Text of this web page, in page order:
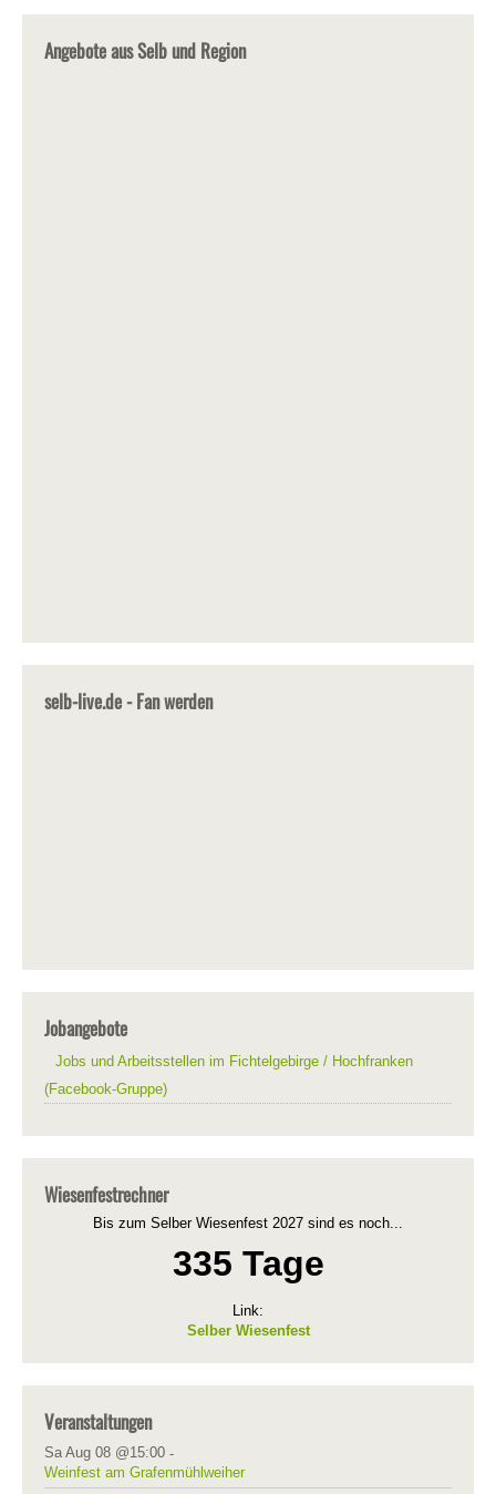
Angebote aus Selb und Region
selb-live.de - Fan werden
Jobangebote
Jobs und Arbeitsstellen im Fichtelgebirge / Hochfranken
(Facebook-Gruppe)
Wiesenfestrechner
Bis zum Selber Wiesenfest 2027 sind es noch...
335 Tage
Link:
Selber Wiesenfest
Veranstaltungen
Sa Aug 08 @15:00 -
Weinfest am Grafenmühlweiher